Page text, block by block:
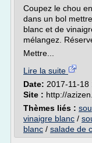
Coupez le chou
dans un bol
blanc et de
mélangez.
Mettre...
Lire la suite
Date: 2017-11-18
Site : http://
Thèmes liés :
vinaigre blanc /
blanc / salade de